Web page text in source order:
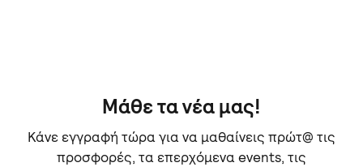
Μάθε τα νέα μας!
Κάνε εγγραφή τώρα για να μαθαίνεις πρώτ@ τις
προσφορές, τα επερχόμενα events, τις